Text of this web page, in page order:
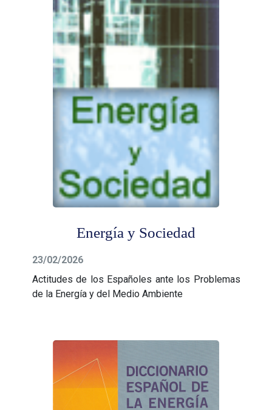
Energía y Sociedad
23/02/2026
Actitudes de los Españoles ante los Problemas
de la Energía y del Medio Ambiente